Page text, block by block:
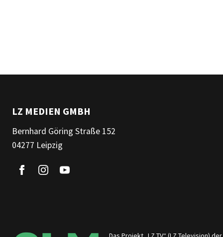
LZ MEDIEN GMBH
Bernhard Göring Straße 152
04277 Leipzig